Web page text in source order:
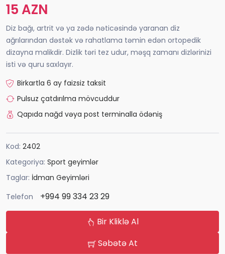
15 AZN
Diz bağı, artrit və ya zədə nəticəsində yaranan diz
ağrılarından dəstək və rahatlama təmin edən ortopedik
dizayna malikdir. Dizlik təri tez udur, məşq zamanı dizlərinizi
isti və quru saxlayır.
Birkartla 6 ay faizsiz taksit
Pulsuz çatdırılma mövcuddur
Qapıda nağd vəya post terminalla ödəniş
Kod: 2402
Kategoriya: Sport geyimlər
Taglar: İdman Geyimləri
Telefon
+994 99 334 23 29
Bir Kliklə Al
Səbətə At